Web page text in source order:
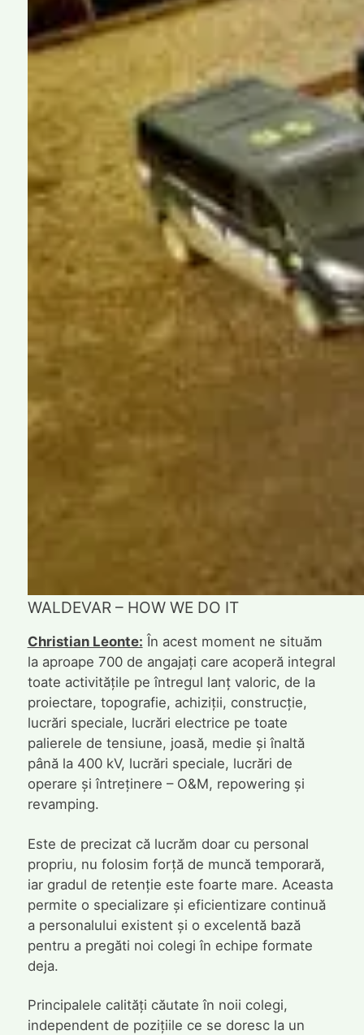
WALDEVAR – HOW WE DO IT
Christian Leonte: În acest moment ne situăm
la aproape 700 de angajați care acoperă integral
toate activitățile pe întregul lanț valoric, de la
proiectare, topografie, achiziții, construcție,
lucrări speciale, lucrări electrice pe toate
palierele de tensiune, joasă, medie și înaltă
până la 400 kV, lucrări speciale, lucrări de
operare și întreținere – O&M, repowering și
revamping.
Este de precizat că lucrăm doar cu personal
propriu, nu folosim forță de muncă temporară,
iar gradul de retenție este foarte mare. Aceasta
permite o specializare și eficientizare continuă
a personalului existent și o excelentă bază
pentru a pregăti noi colegi în echipe formate
deja.
Principalele calități căutate în noii colegi,
independent de pozițiile ce se doresc la un